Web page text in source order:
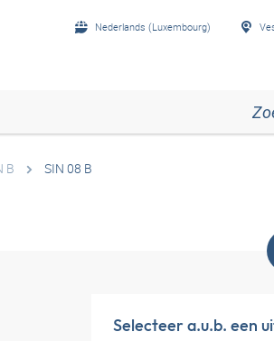
Nederlands (Luxembourg)
B SIN 08 B
Selecteer a.u.b. een